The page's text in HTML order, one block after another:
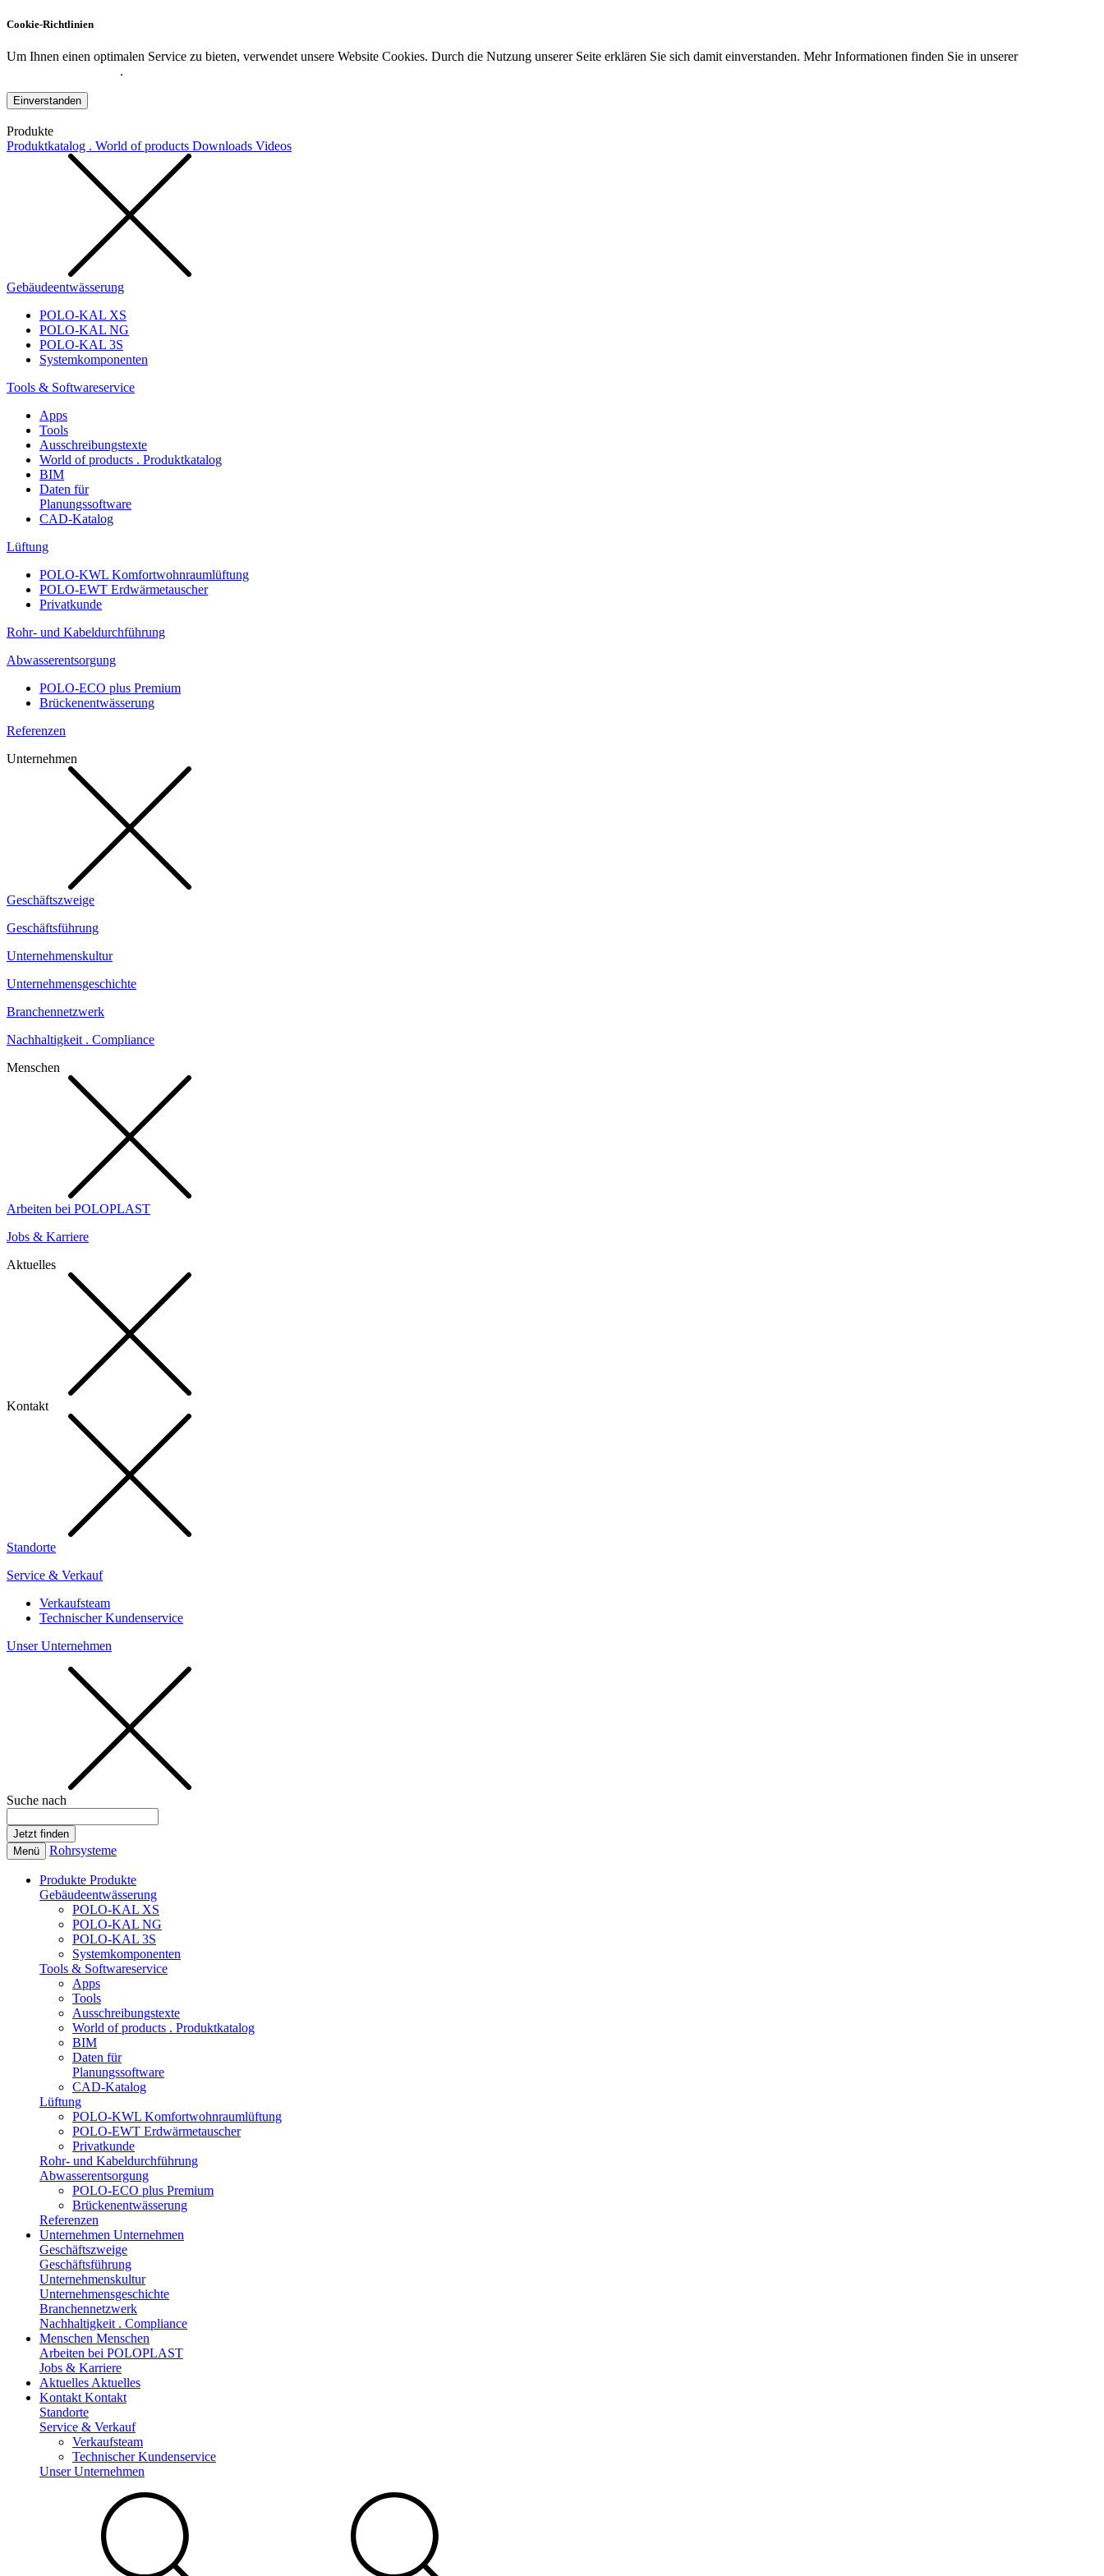
Cookie-Richtlinien
Um Ihnen einen optimalen Service zu bieten, verwendet unsere Website Cookies. Durch die Nutzung unserer Seite erklären Sie sich damit einverstanden. Mehr Informationen finden Sie in unserer
.
Einverstanden
Produkte
Produktkatalog . World of products Downloads Videos
Gebäudeentwässerung
POLO-KAL XS
POLO-KAL NG
POLO-KAL 3S
Systemkomponenten
Tools & Softwareservice
Apps
Tools
Ausschreibungstexte
World of products . Produktkatalog
BIM
Daten für
Planungssoftware
CAD-Katalog
Lüftung
POLO-KWL Komfortwohnraumlüftung
POLO-EWT Erdwärmetauscher
Privatkunde
Rohr- und Kabeldurchführung
Abwasserentsorgung
POLO-ECO plus Premium
Brückenentwässerung
Referenzen
Unternehmen
Geschäftszweige
Geschäftsführung
Unternehmenskultur
Unternehmensgeschichte
Branchennetzwerk
Nachhaltigkeit . Compliance
Menschen
Arbeiten bei POLOPLAST
Jobs & Karriere
Aktuelles
Kontakt
Standorte
Service & Verkauf
Verkaufsteam
Technischer Kundenservice
Unser Unternehmen
Suche nach
Menü Rohrsysteme
Produkte Produkte
Gebäudeentwässerung
POLO-KAL XS
POLO-KAL NG
POLO-KAL 3S
Systemkomponenten
Tools & Softwareservice
Apps
Tools
Ausschreibungstexte
World of products . Produktkatalog
BIM
Daten für
Planungssoftware
CAD-Katalog
Lüftung
POLO-KWL Komfortwohnraumlüftung
POLO-EWT Erdwärmetauscher
Privatkunde
Rohr- und Kabeldurchführung
Abwasserentsorgung
POLO-ECO plus Premium
Brückenentwässerung
Referenzen
Unternehmen Unternehmen
Geschäftszweige
Geschäftsführung
Unternehmenskultur
Unternehmensgeschichte
Branchennetzwerk
Nachhaltigkeit . Compliance
Menschen Menschen
Arbeiten bei POLOPLAST
Jobs & Karriere
Aktuelles Aktuelles
Kontakt Kontakt
Standorte
Service & Verkauf
Verkaufsteam
Technischer Kundenservice
Unser Unternehmen